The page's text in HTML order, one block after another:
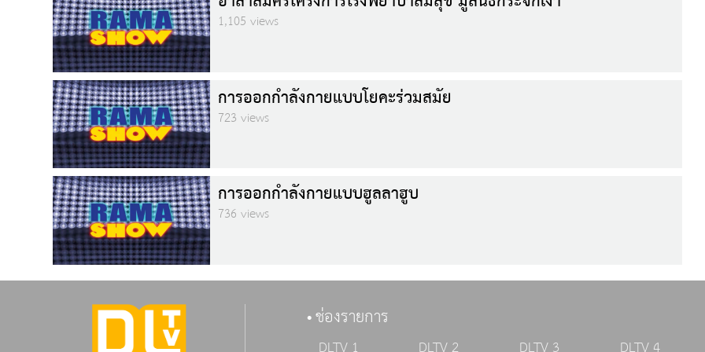
1,105 views
การออกกำลังกายแบบโยคะร่วมสมัย
723 views
การออกกำลังกายแบบฮูลลาฮูบ
736 views
ช่องรายการ